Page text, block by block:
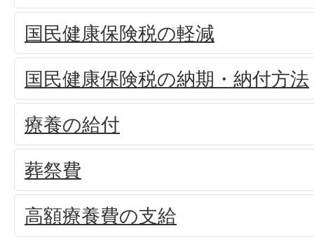
国民健康保険税の軽減
国民健康保険税の納期・納付方法
療養の給付
葬祭費
高額療養費の支給